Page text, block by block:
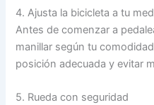
4. Ajusta la bicicleta a tu
Antes de comenzar a
manillar según tu
posición adecuada y evitar
5. Rueda con seguridad